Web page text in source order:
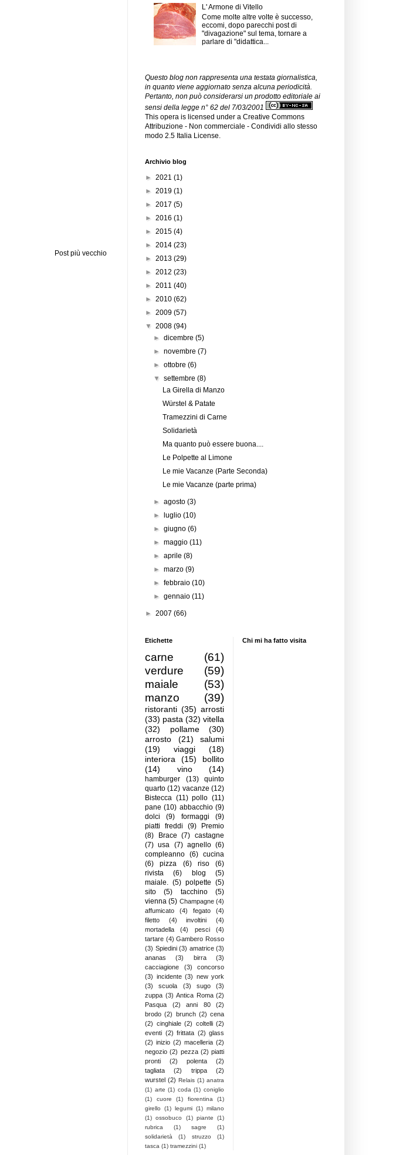
Post più vecchio
L' Armone di Vitello
Come molte altre volte è successo,
eccomi, dopo parecchi post di
"divagazione" sul tema, tornare a
parlare di "didattica...
Questo blog non rappresenta una testata giornalistica,
in quanto viene aggiornato senza alcuna periodicità.
Pertanto, non può considerarsi un prodotto editoriale ai
sensi della legge n° 62 del 7/03/2001
This opera is licensed under a Creative Commons
Attribuzione - Non commerciale - Condividi allo stesso
modo 2.5 Italia License
Archivio blog
► 2021 (1)
► 2019 (1)
► 2017 (5)
► 2016 (1)
► 2015 (4)
► 2014 (23)
► 2013 (29)
► 2012 (23)
► 2011 (40)
► 2010 (62)
► 2009 (57)
▼ 2008 (94)
►dicembre(5)
►novembre(7)
►ottobre(6)
▼settembre(8)
La Girella di Manzo
Würstel & Patate
Tramezzini di Carne
Solidarietà
Ma quanto può essere buona....
Le Polpette al Limone
Le mie Vacanze (Parte Seconda)
Le mie Vacanze (parte prima)
►agosto(3)
►luglio(10)
►giugno(6)
►maggio(11)
►aprile(8)
►marzo(9)
►febbraio(10)
►gennaio(11)
► 2007 (66)
Etichette
carne
(61)
verdure
(59)
maiale
(53)
manzo
(39)
ristoranti (35) arrosti
(33) pasta (32) vitella
(32)
pollame
(30)
arrosto
(21)
salumi
(19)
viaggi
(18)
interiora
(15)
bollito
(14)
vino (14)
hamburger (13)
quinto
quarto (12) vacanze (12)
Bistecca (11) pollo (11)
pane (10) abbacchio (9)
dolci
(9) formaggi
(9)
piatti freddi
(9)
Premio
(8)
Brace (7) castagne
(7) usa (7) agnello (6)
compleanno (6) cucina
(6)
pizza (6) riso
(6)
rivista
(6) blog
(5)
maiale.
(5) polpette (5)
sito
(5) tacchino
(5)
vienna (5) Champagne (4)
affumicato
(4) fegato
(4)
filetto
(4) involtini
(4)
mortadella
(4) pesci
(4)
tartare (4) Gambero Rosso
(3) Spiedini (3) amatrice (3)
ananas
(3) birra
(3)
cacciagione
(3)
concorso
(3) incidente (3) new york
(3)
scuola (3) sugo
(3)
zuppa (3) Antica Roma (2)
Pasqua
(2) anni 80
(2)
brodo (2) brunch (2) cena
(2) cinghiale (2) coltelli (2)
eventi (2) frittata (2) glass
(2) inizio (2) macelleria (2)
negozio (2) pezza (2) piatti
pronti
(2) polenta
(2)
tagliata
(2) trippa
(2)
wurstel (2) Relais (1) anatra
(1) arte (1) coda (1) coniglio
(1)
cuore (1) fiorentina
(1)
girello
(1) legumi (1) milano
(1) ossobuco (1) piante
(1)
rubrica
(1) sagre
(1)
solidarietà
(1) struzzo
(1)
tasca (1) tramezzini (1)
Chi mi ha fatto visita